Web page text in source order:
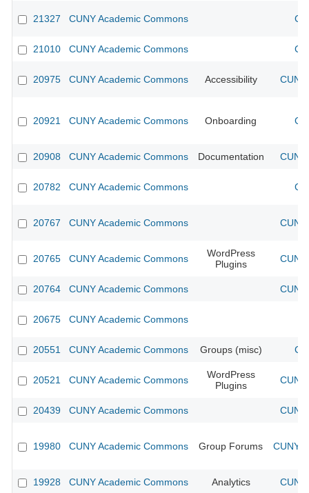
21327 CUNY Academic Commons
21010 CUNY Academic Commons
20975 CUNY Academic Commons Accessibility
20921 CUNY Academic Commons Onboarding
20908 CUNY Academic Commons Documentation
20782 CUNY Academic Commons
20767 CUNY Academic Commons
20765 CUNY Academic Commons
WordPress
Plugins
20764 CUNY Academic Commons
20675 CUNY Academic Commons
20551 CUNY Academic Commons Groups (misc)
20521 CUNY Academic Commons
WordPress
Plugins
20439 CUNY Academic Commons
19980 CUNY Academic Commons Group Forums CUNY
19928 CUNY Academic Commons Analytics